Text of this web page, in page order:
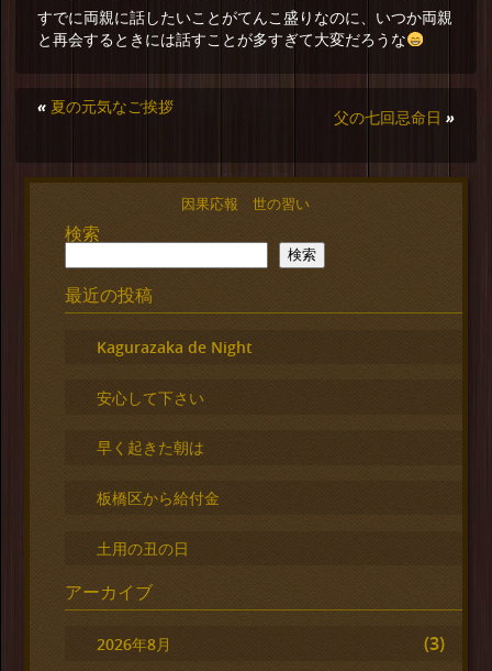
すでに両親に話したいことがてんこ盛りなのに、いつか両親
と再会するときには話すことが多すぎて大変だろうな
« 夏の元気なご挨拶
父の七回忌命日 »
因果応報 世の習い
検索
検索
最近の投稿
Kagurazaka de Night
安心して下さい
早く起きた朝は
板橋区から給付金
土用の丑の日
アーカイブ
2026年8月 (3)